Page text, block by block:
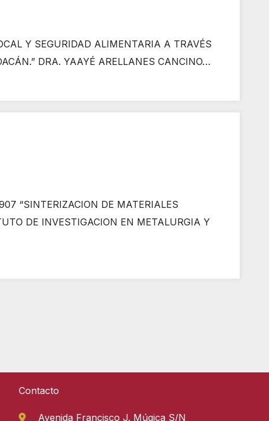
Y SEGURIDAD ALIMENTARIA A TRAVÉS
DRA. YAAYÉ ARELLANES CANCINO…
“SINTERIZACION DE MATERIALES
DE INVESTIGACION EN METALURGIA Y
Contacto
Avenida Francisco J. Múgica S/N